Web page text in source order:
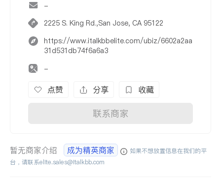
-
2225 S. King Rd.,San Jose, CA 95122
https://www.italkbbelite.com/ubiz/6602a2aa
31d531db74f6a6a3
-
点赞 分享 收藏
联系商家
暂无商家介绍 成为精英商家
如果不想放置信息在我们的平
台，请联系elite.sales@italkbb.com